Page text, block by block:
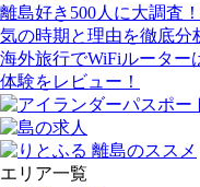
離島好き500人に大調査
気の時期と理由を徹底分
海外旅行でWiFiルーター
体験をレビュー！
エリア一覧